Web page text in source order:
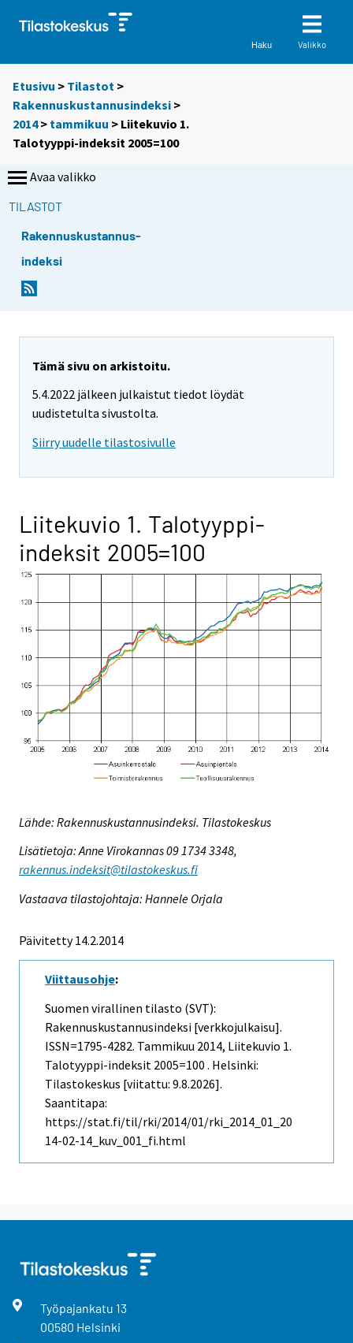
Haku Valikko
Etusivu > Tilastot >
Rakennuskustannusindeksi >
2014> tammikuu > Liitekuvio 1.
Talotyyppi-indeksit 2005=100
Avaa valikko
TILASTOT
Rakennuskustannus-
indeksi
Tämä sivu on arkistoitu.
5.4.2022 jälkeen julkaistut tiedot löydät
uudistetulta sivustolta.
Siirry uudelle tilastosivulle
Liitekuvio 1. Talotyyppi-
indeksit 2005=100
Lähde: Rakennuskustannusindeksi. Tilastokeskus
Lisätietoja: Anne Virokannas 09 1734 3348,
rakennus.indeksit@tilastokeskus.fi
Vastaava tilastojohtaja: Hannele Orjala
Päivitetty 14.2.2014
Viittausohje:
Suomen virallinen tilasto (SVT):
Rakennuskustannusindeksi [verkkojulkaisu].
ISSN=1795-4282. Tammikuu 2014, Liitekuvio 1.
Talotyyppi-indeksit 2005=100 . Helsinki:
Tilastokeskus [viitattu: 9.8.2026].
Saantitapa:
https://stat.fi/til/rki/2014/01/rki_2014_01_20
14-02-14_kuv_001_fi.html
Työpajankatu 13
00580 Helsinki